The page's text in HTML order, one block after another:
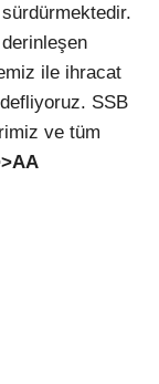
ile ihracat
SSB
ve tüm